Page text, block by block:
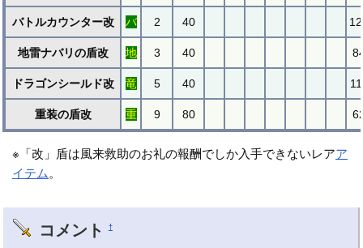
バトルカウンター改 バ 2 40
地雷ナバリの盾改 地 3 40
ドラゴンシールド改 竜 5 40
重装の盾改 重 9 80
※「改」盾は風来救助のお礼の報酬でしか入手できないレアア
イテム。
コメント †